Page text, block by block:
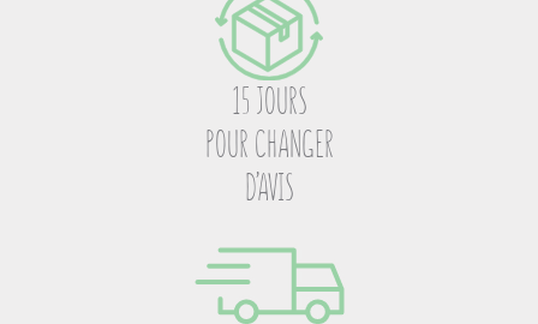
15 JOURS
POUR CHANGER
D’AVIS